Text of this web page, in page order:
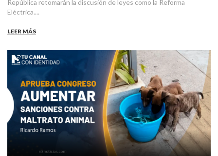
República retomarán la discusión de leyes como la Reforma
Eléctrica....
LEER MÁS